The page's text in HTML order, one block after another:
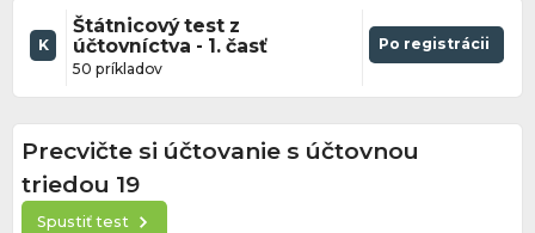
K
Štátnicový test z
účtovníctva - 1. časť
50 príkladov
Po registrácii
Precvičte si účtovanie s účtovnou
triedou 19
Spustiť test